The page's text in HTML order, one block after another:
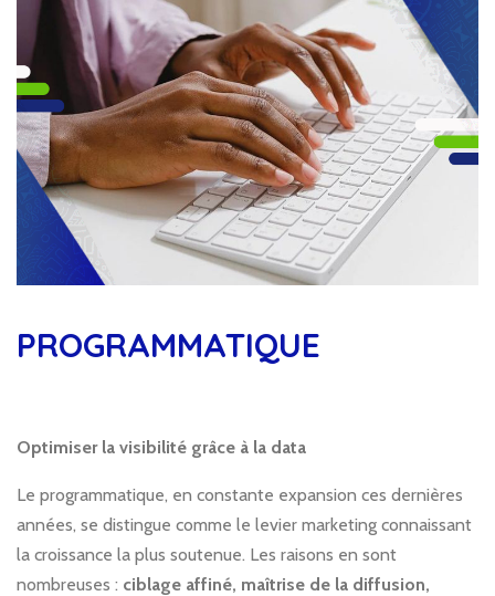
PROGRAMMATIQUE
Optimiser la visibilité grâce à la data
Le programmatique, en constante expansion ces dernières
années, se distingue comme le levier marketing connaissant
la croissance la plus soutenue. Les raisons en sont
nombreuses : ciblage affiné, maîtrise de la diffusion,